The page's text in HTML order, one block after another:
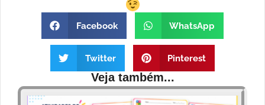
Facebook WhatsApp
Twitter Pinterest
Veja também...